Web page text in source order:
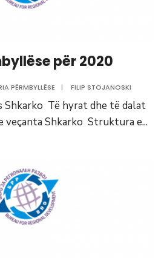
për 2020
PËRMBYLLËSE | FILIP STOJANOSKI
Shkarko Të hyrat dhe të dalat
veçanta Shkarko Struktura e...